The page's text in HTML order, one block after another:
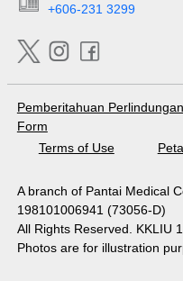
+606-231 3299
Pemberitahuan
Form
Terms of Use
A branch of Pantai Medical
198101006941 (73056-D)
All Rights Reserved. KKLIU
Photos are for illustration